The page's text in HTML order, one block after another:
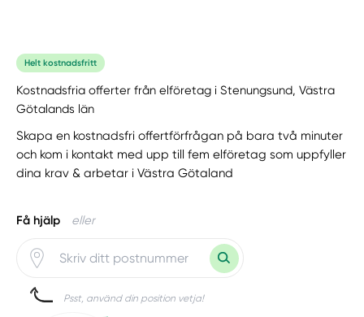
Helt kostnadsfritt
Kostnadsfria offerter från elföretag i Stenungsund, Västra
Götalands län
Skapa en kostnadsfri offertförfrågan på bara två minuter
och kom i kontakt med upp till fem elföretag som uppfyller
dina krav & arbetar i Västra Götaland
Få hjälp eller
Psst, använd din position vetja!